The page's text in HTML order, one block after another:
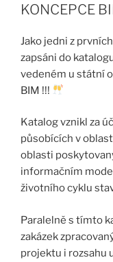
KONCEPCE
Jako jedni z
zapsáni do
vedeném u státní
BIM !!!
Katalog vznikl za
působících v
oblasti
informačním
životního cyklu
Paralelně s tímto
zakázek
projektu i rozsahu